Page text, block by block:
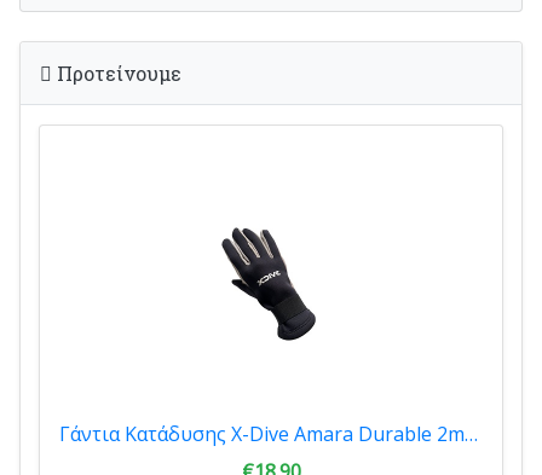
Προτείνουμε
Γάντια Κατάδυσης X-Dive Amara Durable 2mm 64476